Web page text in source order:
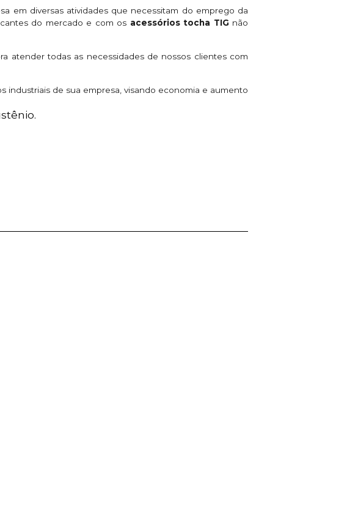
em diversas atividades que necessitam do emprego da
do mercado e com os acessórios tocha TIG não
atender todas as necessidades de nossos clientes com
industriais de sua empresa, visando economia e aumento